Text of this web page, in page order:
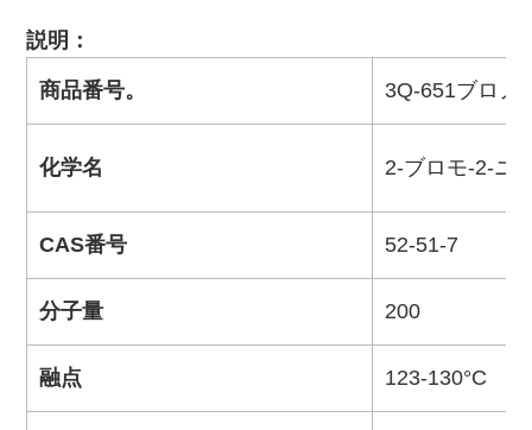
説明：
商品番号。 3Q-651ブロノ
化学名 2-ブロモ-2-ニ
CAS番号 52-51-7
分子量 200
融点 123-130°C